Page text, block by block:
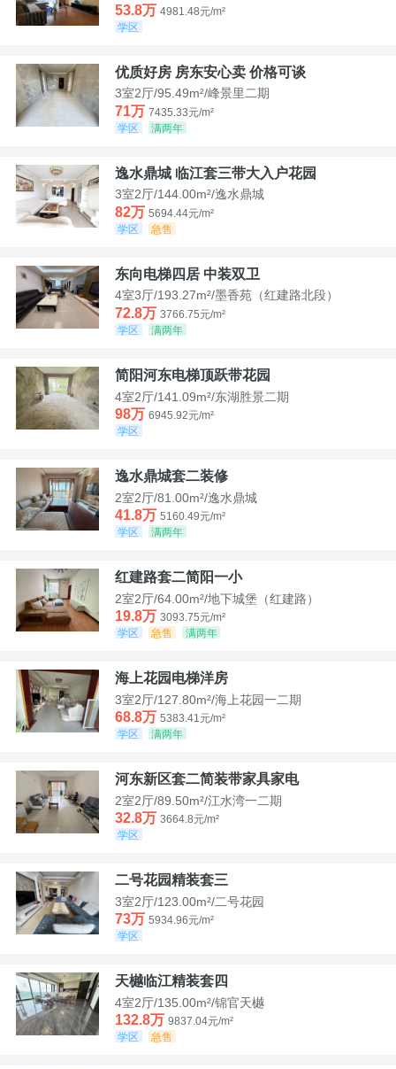
53.8万 4981.48元/m²
学区
优质好房 房东安心卖 价格可谈
3室2厅/95.49m²/峰景里二期
71万 7435.33元/m²
学区
满两年
逸水鼎城 临江套三带大入户花园
3室2厅/144.00m²/逸水鼎城
82万 5694.44元/m²
学区
急售
东向电梯四居 中装双卫
4室3厅/193.27m²/墨香苑（红建路北段）
72.8万 3766.75元/m²
学区
满两年
简阳河东电梯顶跃带花园
4室2厅/141.09m²/东湖胜景二期
98万 6945.92元/m²
学区
逸水鼎城套二装修
2室2厅/81.00m²/逸水鼎城
41.8万 5160.49元/m²
学区
满两年
红建路套二简阳一小
2室2厅/64.00m²/地下城堡（红建路）
19.8万 3093.75元/m²
学区
急售 满两年
海上花园电梯洋房
3室2厅/127.80m²/海上花园一二期
68.8万 5383.41元/m²
学区
满两年
河东新区套二简装带家具家电
2室2厅/89.50m²/江水湾一二期
32.8万 3664.8元/m²
学区
二号花园精装套三
3室2厅/123.00m²/二号花园
73万 5934.96元/m²
学区
天樾临江精装套四
4室2厅/135.00m²/锦官天樾
132.8万 9837.04元/m²
学区
急售